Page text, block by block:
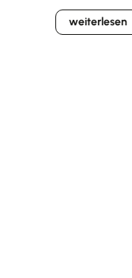
großen
weiterlesen